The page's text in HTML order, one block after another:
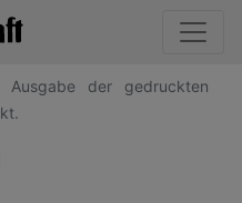
der gedruckten